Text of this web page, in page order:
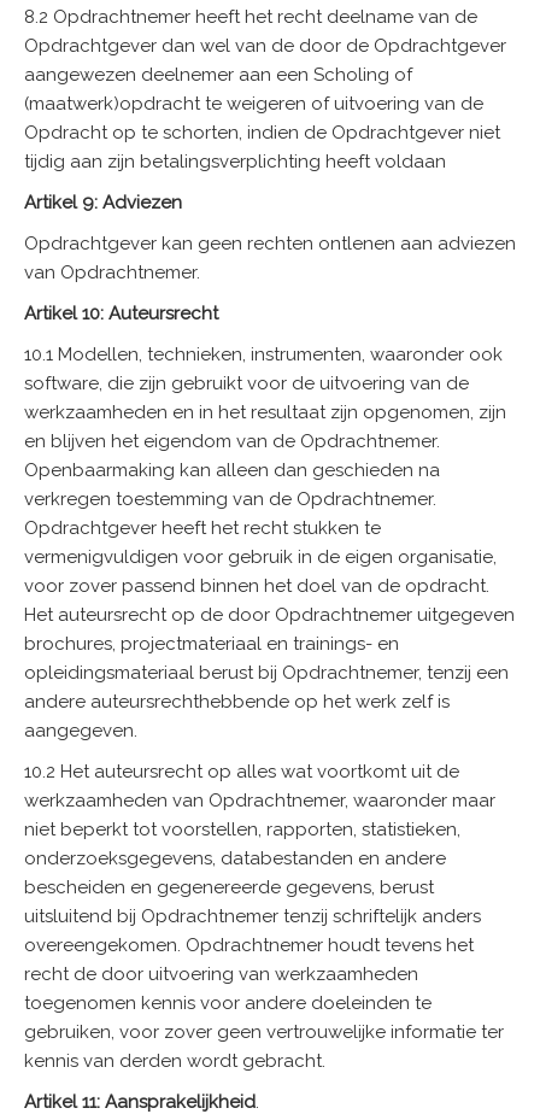
8.2 Opdrachtnemer heeft het recht deelname van de
Opdrachtgever dan wel van de door de Opdrachtgever
aangewezen deelnemer aan een Scholing of
(maatwerk)opdracht te weigeren of uitvoering van de
Opdracht op te schorten, indien de Opdrachtgever niet
tijdig aan zijn betalingsverplichting heeft voldaan
Artikel 9: Adviezen
Opdrachtgever kan geen rechten ontlenen aan adviezen
van Opdrachtnemer.
Artikel 10: Auteursrecht
10.1 Modellen, technieken, instrumenten, waaronder ook
software, die zijn gebruikt voor de uitvoering van de
werkzaamheden en in het resultaat zijn opgenomen, zijn
en blijven het eigendom van de Opdrachtnemer.
Openbaarmaking kan alleen dan geschieden na
verkregen toestemming van de Opdrachtnemer.
Opdrachtgever heeft het recht stukken te
vermenigvuldigen voor gebruik in de eigen organisatie,
voor zover passend binnen het doel van de opdracht.
Het auteursrecht op de door Opdrachtnemer uitgegeven
brochures, projectmateriaal en trainings- en
opleidingsmateriaal berust bij Opdrachtnemer, tenzij een
andere auteursrechthebbende op het werk zelf is
aangegeven.
10.2 Het auteursrecht op alles wat voortkomt uit de
werkzaamheden van Opdrachtnemer, waaronder maar
niet beperkt tot voorstellen, rapporten, statistieken,
onderzoeksgegevens, databestanden en andere
bescheiden en gegenereerde gegevens, berust
uitsluitend bij Opdrachtnemer tenzij schriftelijk anders
overeengekomen. Opdrachtnemer houdt tevens het
recht de door uitvoering van werkzaamheden
toegenomen kennis voor andere doeleinden te
gebruiken, voor zover geen vertrouwelijke informatie ter
kennis van derden wordt gebracht.
Artikel 11: Aansprakelijkheid.